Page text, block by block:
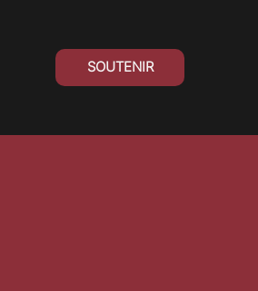
SOUTENIR